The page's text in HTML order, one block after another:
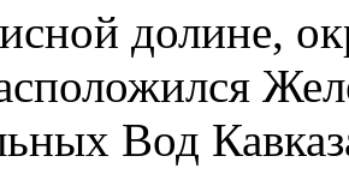
долине,
Вод